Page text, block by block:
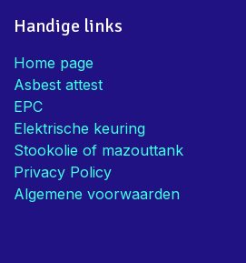
Handige links
Home page
Asbest attest
EPC
Elektrische keuring
Stookolie of mazouttank
Privacy Policy
Algemene voorwaarden